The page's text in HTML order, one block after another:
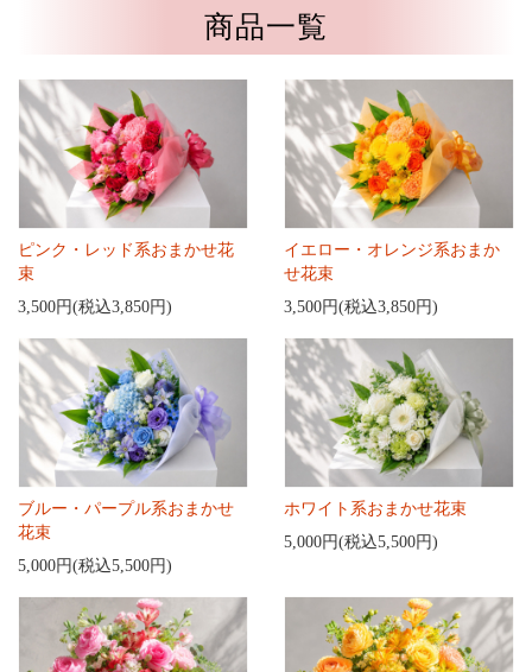
商品一覧
ピンク・レッド系おまかせ花
束
3,500円(税込3,850円)
イエロー・オレンジ系おまか
せ花束
3,500円(税込3,850円)
ブルー・パープル系おまかせ
花束
5,000円(税込5,500円)
ホワイト系おまかせ花束
5,000円(税込5,500円)